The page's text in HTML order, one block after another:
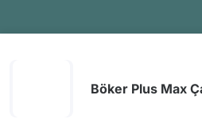
Böker Plus Max